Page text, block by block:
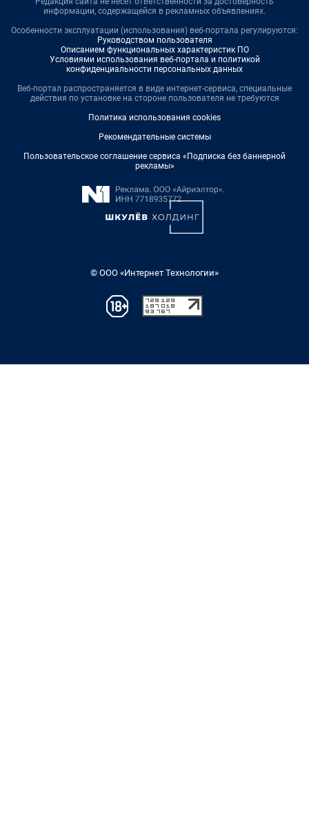
информации, содержащейся в рекламных объявлениях.
Особенности эксплуатации (использования) веб-портала регулируются:
Руководством пользователя
Описанием функциональных характеристик ПО
Условиями использования веб-портала и политикой
конфиденциальности персональных данных
Веб-портал распространяется в виде интернет-сервиса, специальные
действия по установке на стороне пользователя не требуются
Политика использования cookies
Рекомендательные системы
Пользовательское соглашение сервиса «Подписка без баннерной
рекламы»
© ООО «Интернет Технологии»